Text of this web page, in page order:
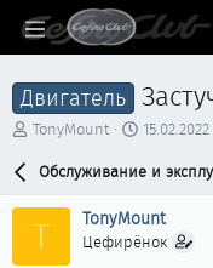
Двигатель
А
р
TonyMount
Д
т
н
а
15.02.2022
Обслуживание и
T TonyMount
Цефирёнок